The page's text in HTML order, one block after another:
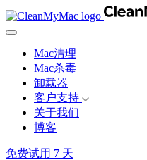
Mac清理
Mac杀毒
卸载器
客户支持
关于我们
博客
免费试用 7 天